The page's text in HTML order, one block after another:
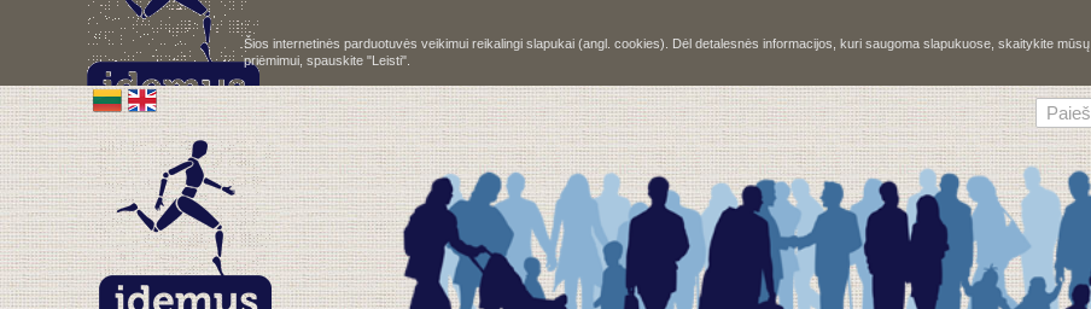
Šios internetinės parduotuvės veikimui reikalingi slapukai (angl. cookies). Dėl detalesnės informacijos, kuri saugoma slapukuose, skaitykite mūsų
priėmimui, spauskite "Leisti".